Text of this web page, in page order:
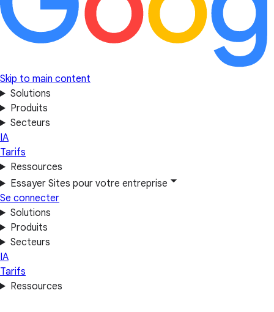
Skip to main content
Solutions
Produits
Secteurs
IA
Tarifs
Ressources
Essayer Sites pour votre entreprise
Se connecter
Solutions
Produits
Secteurs
IA
Tarifs
Ressources